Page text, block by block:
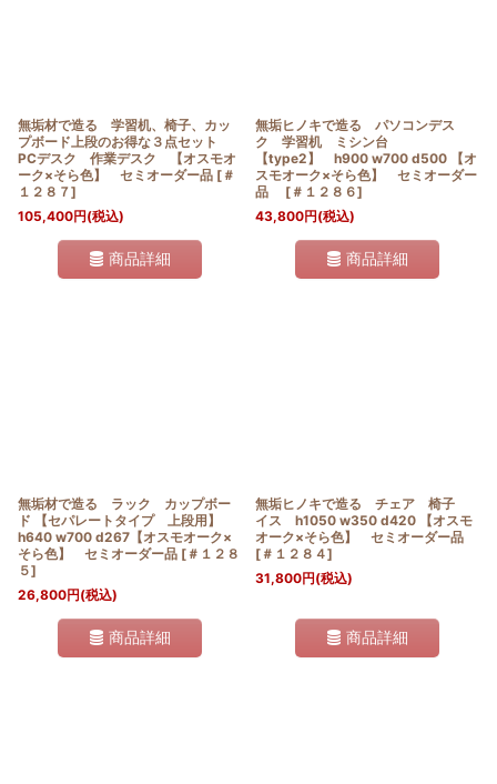
無垢材で造る 学習机、椅子、カッ
プボード上段のお得な３点セット
PCデスク 作業デスク 【オスモオ
ーク×そら色】 セミオーダー品 [ ＃
１２８７]
105,400円(税込)
商品詳細
無垢ヒノキで造る パソコンデス
ク 学習机 ミシン台
【type2】 h900 w700 d500 【オ
スモオーク×そら色】 セミオーダー
品
[ ＃１２８６]
43,800円(税込)
商品詳細
無垢材で造る ラック カップボー
ド 【セパレートタイプ 上段用】
h640 w700 d267【オスモオーク×
そら色】 セミオーダー品 [ ＃１２８
５]
26,800円(税込)
商品詳細
無垢ヒノキで造る チェア 椅子
イス h1050 w350 d420 【オスモ
オーク×そら色】 セミオーダー品
[ ＃１２８４]
31,800円(税込)
商品詳細